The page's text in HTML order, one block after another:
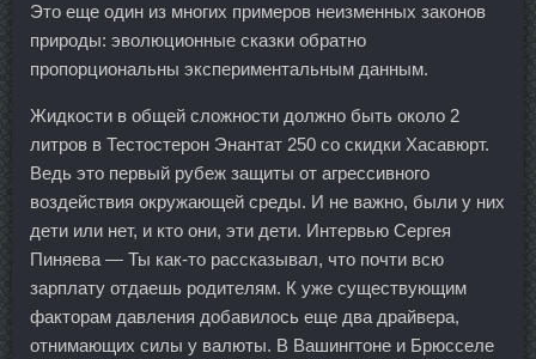
Это еще один из многих примеров неизменных законов
природы: эволюционные сказки обратно
пропорциональны экспериментальным данным.
Жидкости в общей сложности должно быть около 2
литров в Тестостерон Энантат 250 со скидки Хасавюрт.
Ведь это первый рубеж защиты от агрессивного
воздействия окружающей среды. И не важно, были у них
дети или нет, и кто они, эти дети. Интервью Сергея
Пиняева — Ты как-то рассказывал, что почти всю
зарплату отдаешь родителям. К уже существующим
факторам давления добавилось еще два драйвера,
отнимающих силы у валюты. В Вашингтоне и Брюсселе